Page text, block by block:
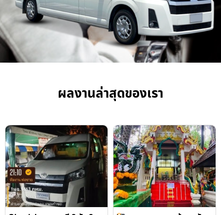
ผลงานล่าสุดของเรา